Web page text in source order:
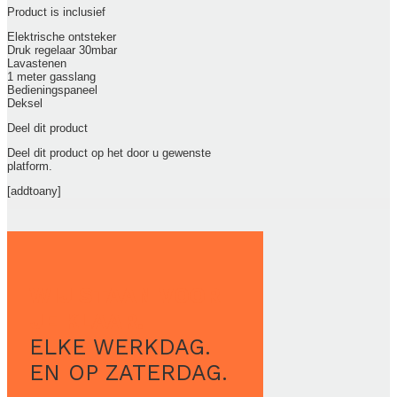
Product is inclusief
Elektrische ontsteker
Druk regelaar 30mbar
Lavastenen
1 meter gasslang
Bedieningspaneel
Deksel
Deel dit product
Deel dit product op het door u gewenste
platform.
[addtoany]
ELKE WERKDAG.
EN OP ZATERDAG.